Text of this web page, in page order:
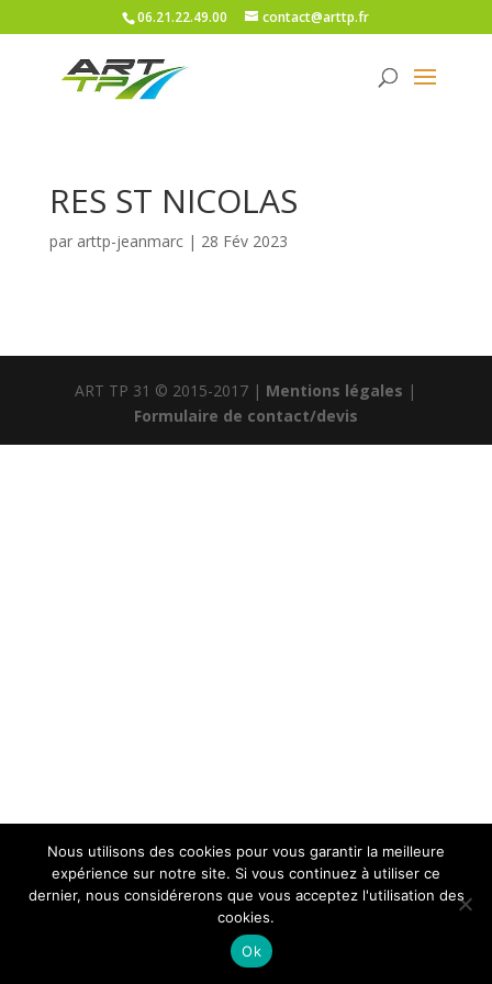
06.21.22.49.00 contact@arttp.fr
RES ST NICOLAS
par arttp-jeanmarc| 28 Fév 2023
ART TP 31 © 2015-2017 | Mentions légales |
Formulaire de contact/devis
Nous utilisons des cookies pour vous garantir la meilleure
expérience sur notre site. Si vous continuez à utiliser ce
dernier, nous considérerons que vous acceptez l'utilisation des
cookies.
Ok